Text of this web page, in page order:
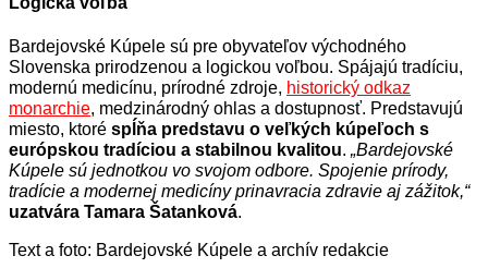
Bardejovské Kúpele sú pre obyvateľov východného
Slovenska prirodzenou a logickou voľbou. Spájajú tradíciu,
modernú medicínu, prírodné zdroje, historický odkaz
monarchie, medzinárodný ohlas a dostupnosť. Predstavujú
miesto, ktoré spĺňa predstavu o veľkých kúpeľoch s
európskou tradíciou a stabilnou kvalitou. „Bardejovské
Kúpele sú jednotkou vo svojom odbore. Spojenie prírody,
tradície a modernej medicíny prinavracia zdravie aj zážitok,“
uzatvára Tamara Šatanková.
Text a foto: Bardejovské Kúpele a archív redakcie